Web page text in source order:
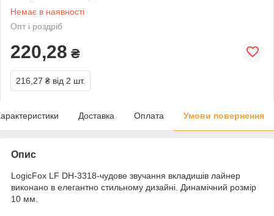
Немає в наявності
Опт і роздріб
220,28 ₴
216,27 ₴ від 2 шт.
Доставка Оплата Умови повернення
Опис
LogicFox LF DH-3318-чудове звучання вкладишів лайнер
виконано в елегантно стильному дизайні. Динамічний розмір
10 мм.